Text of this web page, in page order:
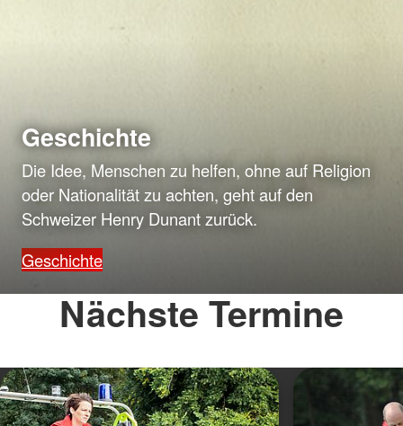
Geschichte
Die Idee, Menschen zu helfen, ohne auf Religion
oder Nationalität zu achten, geht auf den
Schweizer Henry Dunant zurück.
Geschichte
Nächste Termine